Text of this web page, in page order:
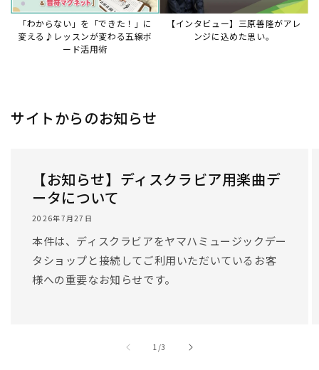
タショップと接続してご利用いただいているお客
様への重要なお知らせです。